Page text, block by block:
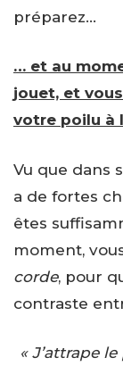
préparez…
… et au
jouet, et
votre poilu à
Vu que dans
a de fortes
êtes
moment,
corde, pour
contraste
« J’attrape